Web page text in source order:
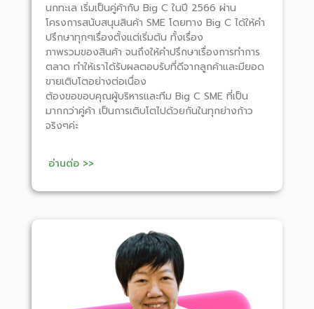
นกทะเล เริ่มเป็นคู่ค้ากับ Big C ในปี 2566 ผ่าน
โครงการสนับสนุนสินค้า SME โดยทาง Big C ได้ให้คำ
ปรึกษาทุกๆเรื่องตั้งแต่เริ่มต้น ทั้งเรื่อง
ภาพรวมของสินค้า จนถึงให้คำปรึกษาเรื่องการทำการ
ตลาด ทำให้เราได้รับผลตอบรับที่ดีจากลูกค้าและมียอด
ขายเติบโตอย่างต่อเนื่อง
ต้องขอขอบคุณผู้บริหารและทีม Big C SME ที่เป็น
มากกว่าคู่ค้า เป็นการเติบโตไปด้วยกันในทุกย่างก้าว
จริงๆค่ะ
อ่านต่อ >>